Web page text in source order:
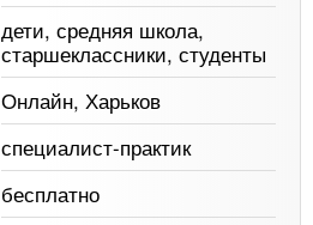
дети, средняя школа,
старшеклассники, студенты
Онлайн, Харьков
специалист-практик
бесплатно